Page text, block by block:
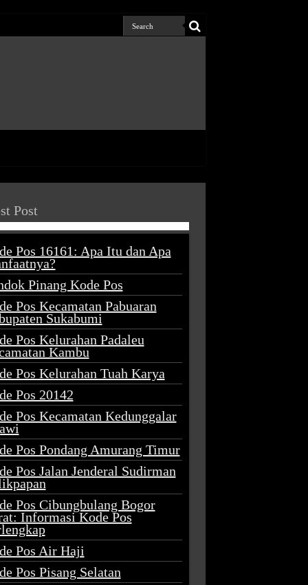
Post
Pos 16161: Apa Itu dan Apa
Pinang Kode Pos
Pos Kecamatan Pabuaran
Sukabumi
Pos Kelurahan Padaleu
Kambu
Pos Kelurahan Tuah Karya
Pos 20142
Pos Kecamatan Kedunggalar
Pos Pondang Amurang Timur
Pos Jalan Jenderal Sudirman
Pos Cibungbulang Bogor
Informasi Kode Pos
Pos Air Haji
Pos Pisang Selatan